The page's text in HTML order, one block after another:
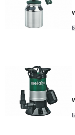
ODZIEŻ
ROBOCZA
SPRZĘT
AGD